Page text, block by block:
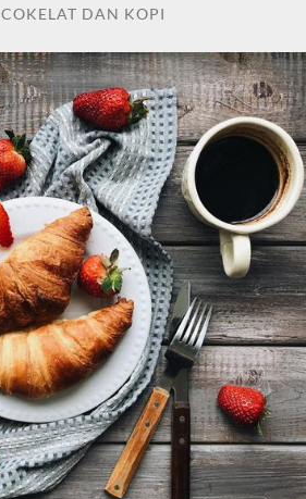
COKELAT DAN KOPI